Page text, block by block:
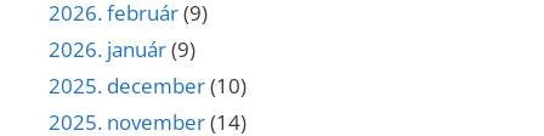
2026. február(9)
2026. január(9)
2025. december(10)
2025. november(14)